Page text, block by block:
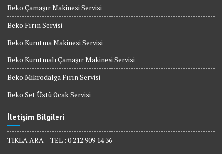
Beko Çamaşır Makinesi Servisi
Beko Fırın Servisi
Beko Kurutma Makinesi Servisi
Beko Kurutmalı Çamaşır Makinesi Servisi
Beko Mikrodalga Fırın Servisi
Beko Set Üstü Ocak Servisi
İletişim Bilgileri
TIKLA ARA – TEL : 0 212 909 14 36